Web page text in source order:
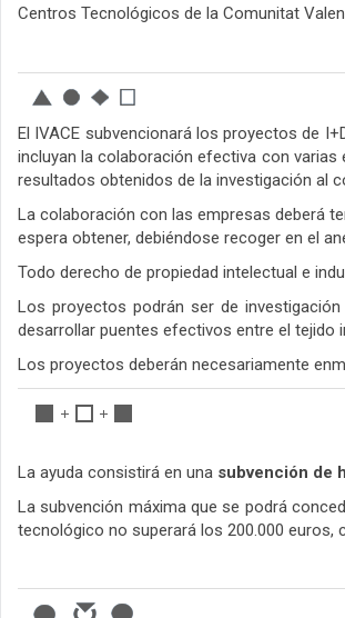
Centros Tecnológicos de la Comunitat
El IVACE subvencionará los proyectos de
incluyan la colaboración efectiva con
resultados obtenidos de la investigación al
La colaboración con las empresas deberá
espera obtener, debiéndose recoger en el
Todo derecho de propiedad intelectual e
Los proyectos podrán ser de
desarrollar puentes efectivos entre el tejido
Los proyectos deberán necesariamente
La ayuda consistirá en una subvención de
La subvención máxima que se podrá
tecnológico no superará los 200.000 euros,